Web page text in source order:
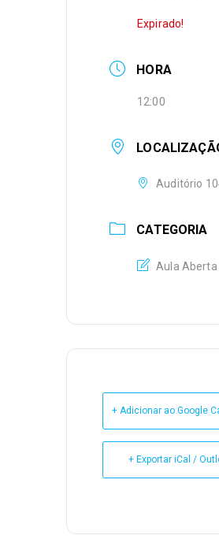
Expirado!
HORA
12:00
Auditório
CATEGORIA
Aula Aberta
+ Adicionar ao Google
+ Exportar iCal /